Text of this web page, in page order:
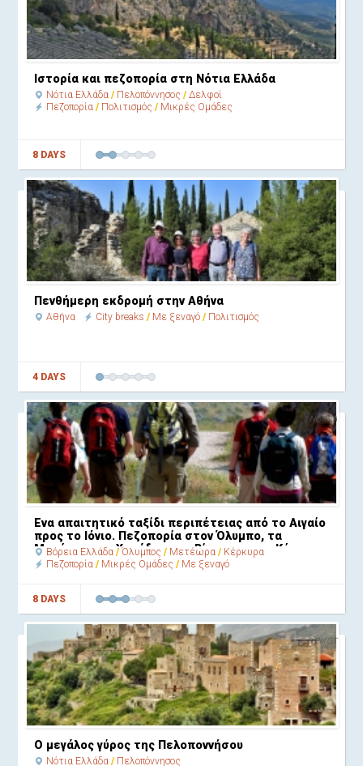
Ιστορία και πεζοπορία στη Νότια Ελλάδα
Νότια Ελλάδα Πελοπόννησος
Δελφοί
Πεζοπορία
Πολιτισμός Μικρές Ομάδες
8 DAYS
Ath 1
Πενθήμερη εκδρομή στην Αθήνα
Αθήνα City breaks Με ξεναγό Πολιτισμός
4 DAYS
NGR 2A
Ένα απαιτητικό ταξίδι περιπέτειας από το Αιγαίο
προς το Ιόνιο. Πεζοπορία στον Όλυμπο, τα
Μετέωρα, τη Χαράδρα του Βίκου και την Κέρκυρα
Βόρεια Ελλάδα Όλυμπος Μετέωρα
Κέρκυρα
Πεζοπορία
Μικρές Ομάδες Με ξεναγό
8 DAYS
F-D Pel GT
Ο μεγάλος γύρος της Πελοποννήσου
Νότια Ελλάδα Πελοπόννησος